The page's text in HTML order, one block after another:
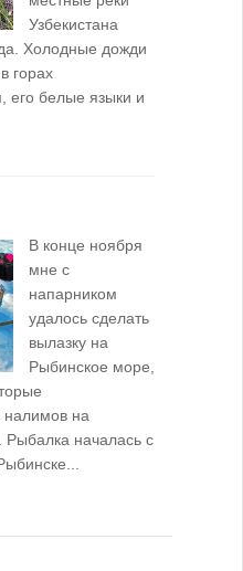
Узбекистана
Холодные дожди
горах
его белые языки и
В конце ноября
мне с
напарником
удалось сделать
вылазку на
Рыбинское море,
налимов на
началась с